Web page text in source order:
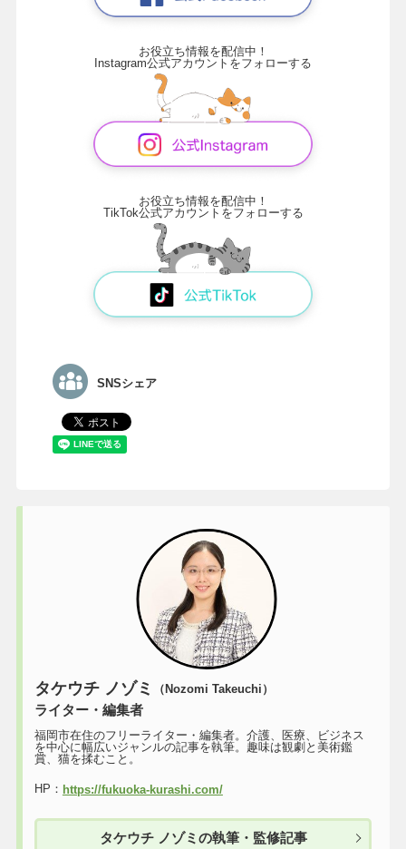
お役立ち情報を配信中！
Instagram公式アカウントをフォローする
お役立ち情報を配信中！
TikTok公式アカウントをフォローする
SNSシェア
タケウチ ノゾミ （Nozomi Takeuchi）
ライター・編集者
福岡市在住のフリーライター・編集者。介護、医療、ビジネス
を中心に幅広いジャンルの記事を執筆。趣味は観劇と美術鑑
賞、猫を揉むこと。
HP： https://fukuoka-kurashi.com/
タケウチ ノゾミの執筆・監修記事